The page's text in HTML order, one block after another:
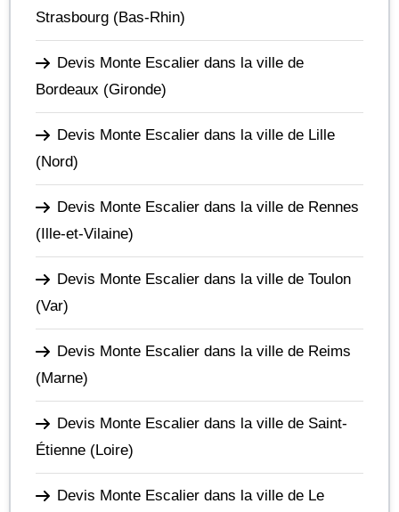
Strasbourg (Bas-Rhin)
Devis Monte Escalier dans la ville de
Bordeaux (Gironde)
Devis Monte Escalier dans la ville de Lille
(Nord)
Devis Monte Escalier dans la ville de Rennes
(Ille-et-Vilaine)
Devis Monte Escalier dans la ville de Toulon
(Var)
Devis Monte Escalier dans la ville de Reims
(Marne)
Devis Monte Escalier dans la ville de Saint-
Étienne (Loire)
Devis Monte Escalier dans la ville de Le